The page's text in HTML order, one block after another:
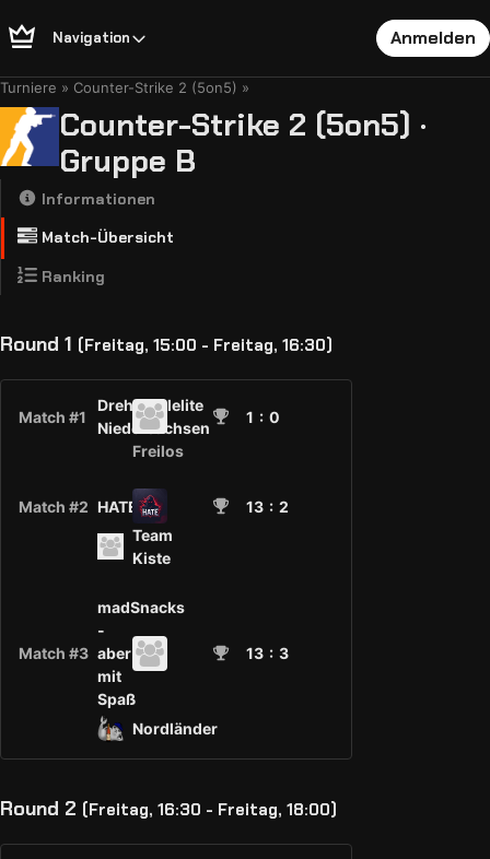
Navigation Anmelden
Turniere Counter-Strike 2 (5on5)
Counter-Strike 2 (5on5) ·
Gruppe B
Informationen
Match-Übersicht
Ranking
Round 1 (Freitag, 15:00 - Freitag, 16:30)
Match #1
Drehstuhlelite
Niedersachsen
1 : 0
Freilos
Match #2 HATE 13 : 2
Team
Kiste
Match #3
madSnacks
-
aber
mit
Spaß
13 : 3
Nordländer
Round 2 (Freitag, 16:30 - Freitag, 18:00)